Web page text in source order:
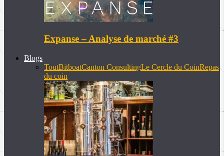
Expanse – Analyse de marché #3
Blogs
ToutBitboatCanton ConsultingLe Cercle du CoinRepas
du coin